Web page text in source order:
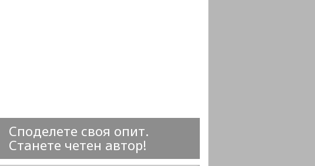
Споделете своя опит.
Станете четен автор!